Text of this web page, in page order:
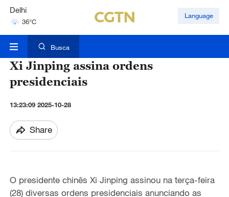
Delhi
36°C
Hyderabad
Language
Busca
Xi Jinping assina ordens
presidenciais
13:23:09 2025-10-28
Share
O presidente chinês Xi Jinping assinou na terça-feira
(28) diversas ordens presidenciais anunciando as